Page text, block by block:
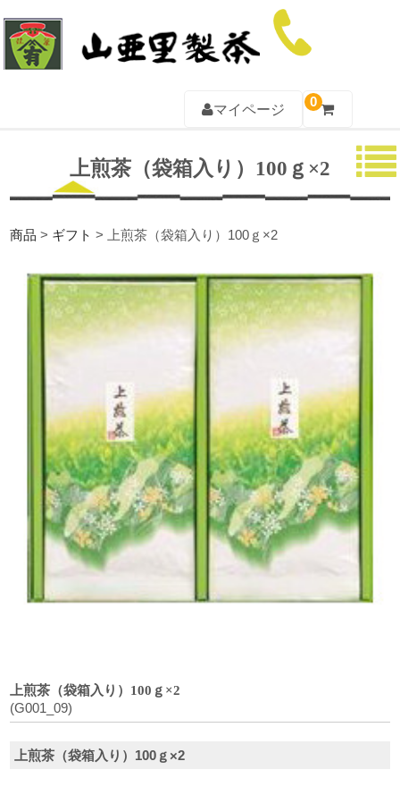
マイページ 0
山亜里について
お茶一覧
ギフト一覧
茶器一覧
上煎茶（袋箱入り）100ｇ×2
商品 > ギフト > 上煎茶（袋箱入り）100ｇ×2
上煎茶（袋箱入り）100ｇ×2
(G001_09)
上煎茶（袋箱入り）100ｇ×2